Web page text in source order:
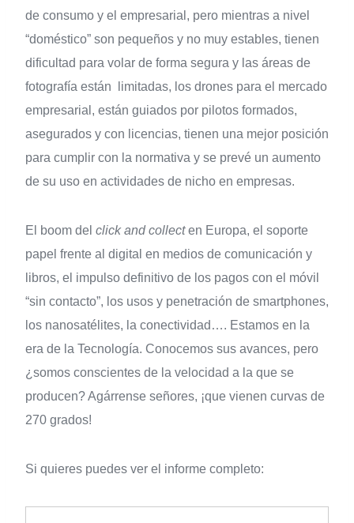
de consumo y el empresarial, pero mientras a nivel
“doméstico” son pequeños y no muy estables, tienen
dificultad para volar de forma segura y las áreas de
fotografía están limitadas, los drones para el mercado
empresarial, están guiados por pilotos formados,
asegurados y con licencias, tienen una mejor posición
para cumplir con la normativa y se prevé un aumento
de su uso en actividades de nicho en empresas.
El boom del click and collecten Europa, el soporte
papel frente al digital en medios de comunicación y
libros, el impulso definitivo de los pagos con el móvil
“sin contacto”, los usos y penetración de smartphones,
los nanosatélites, la conectividad…. Estamos en la
era de la Tecnología. Conocemos sus avances, pero
¿somos conscientes de la velocidad a la que se
producen? Agárrense señores, ¡que vienen curvas de
270 grados!
Si quieres puedes ver el informe completo: